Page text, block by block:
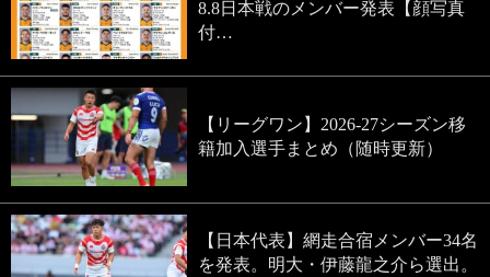
8.8日本戦のメンバー発表【顔写真
付…
【リーグワン】2026-27シーズン移
籍加入選手まとめ（随時更新）
【日本代表】網走合宿メンバー34名
を発表。明大・伊藤龍之介ら選出。